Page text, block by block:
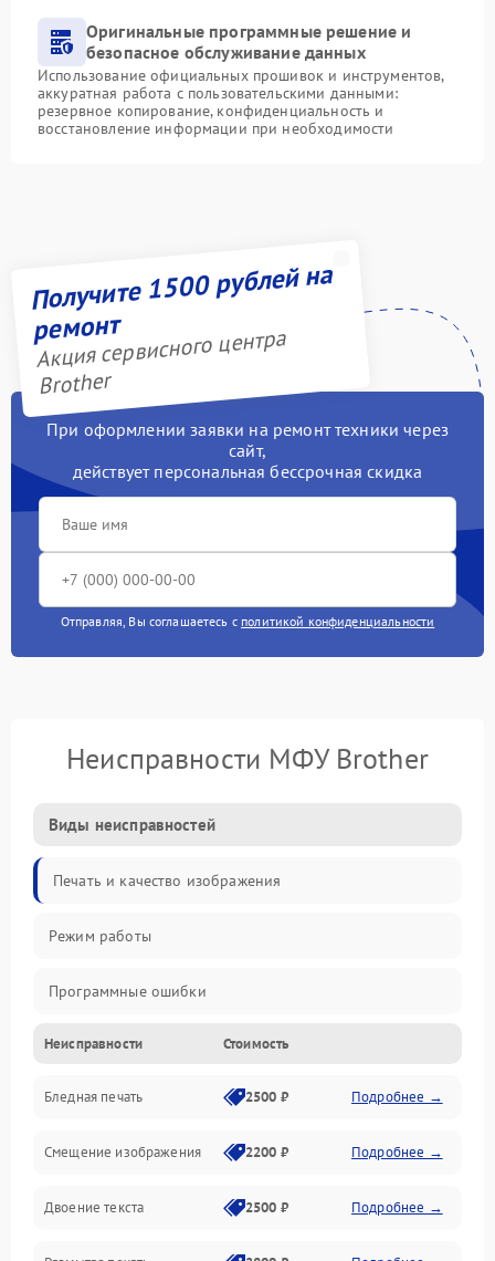
Оригинальные программные решение и
безопасное обслуживание данных
Использование официальных прошивок и инструментов,
аккуратная работа с пользовательскими данными:
резервное копирование, конфиденциальность и
восстановление информации при необходимости
Получите 1500 рублей на
ремонт
Акция сервисного центра
Brother
При оформлении заявки на ремонт техники через
сайт,
действует персональная бессрочная скидка
Отправляя, Вы соглашаетесь с политикой конфиденциальности
Неисправности МФУ Brother
Виды неисправностей
Печать и качество изображения
Режим работы
Программные ошибки
Картриджи и расходники
Сканер и копирование
Механика и узлы
Программные сбои
Неисправности Стоимость
Бледная печать 2500 ₽ Подробнее →
Смещение изображения 2200 ₽ Подробнее →
Двоение текста 2500 ₽ Подробнее →